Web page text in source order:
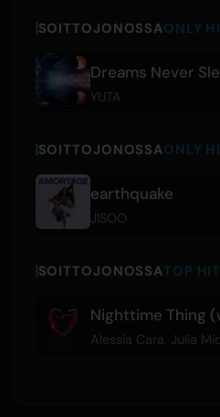
SOITTOJONOSSAONLY
YUTA
SOITTOJONOSSAONLY
earthquake
JISOO
SOITTOJONOSSATOP
Nighttime Thing
Alessia Cara Julia